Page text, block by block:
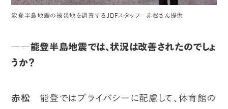
能登半島地震の被災地を調査するJDFスタッフ＝赤松さん提供
――能登半島地震では、状況は改善されたのでしょ
うか？
赤松 能登ではプライバシーに配慮して、体育館の